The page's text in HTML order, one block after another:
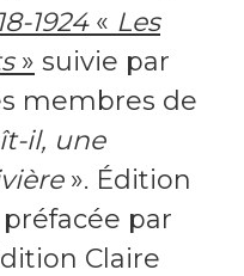
1924 « Les
» suivie par
membres de
il, une
». Édition
par
Claire